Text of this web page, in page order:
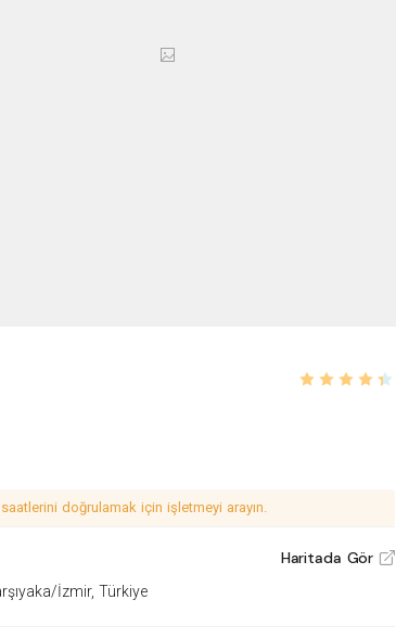
doğrulamak için işletmeyi arayın.
Haritada Gör V
İzmir, Türkiye